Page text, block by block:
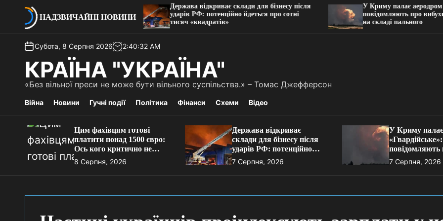
НАДЗВИЧАЙНІ НОВИНИ
платити понад 1500
не вистачає на ринку
Держава відкриває склади для бізнесу після
ударів РФ: потенційно йдеться про сотні
тисяч «квадратів»
У Криму палає аеродром
повідомляють про вибухи,
на складі пального
Субота, 8 Серпня 2026 2:40:33 AM
КРАЇНА "УКРАЇНА"
«Без вільної преси не може бути вільного суспільства.» – Томас Джефферсон
Війна Новини Гучні події Політика Фінанси Схеми Відео
Цим фахівцям готові
платити понад 1500 євро:
Ось кого критично не
вистачає на ринку праці
8 Серпня, 2026
Держава відкриває
склади для бізнесу після
ударів РФ: потенційно
йдеться про сотні тисяч
«квадратів»
7 Серпня, 2026
У Криму
«Гвардійське»:
повідомляють
вибухи,
пожежу на
7 Серпня, 2026